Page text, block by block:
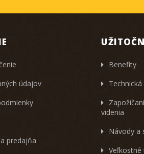
údajov
predajňa
Benefity
videnia
Návody a
Veľkostné